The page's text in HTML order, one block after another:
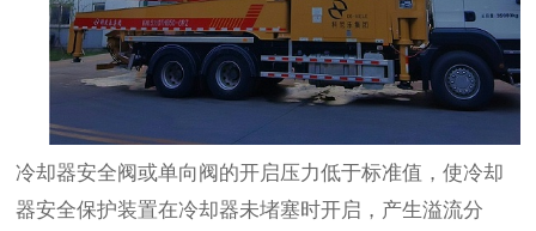
冷却器安全阀或单向阀的开启压力低于标准值，使冷却
器安全保护装置在冷却器未堵塞时开启，产生溢流分